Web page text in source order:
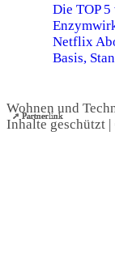
➚ Partnerlink
➚ Partnerlink
➚ Partnerlink
➚ Partnerlink
➚ Partnerlink
➚ Partnerlink
Die TOP
Netflix
Basis,
Wohnen und
Inhalte geschützt